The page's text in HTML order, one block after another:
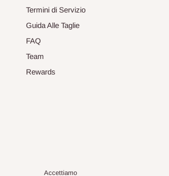
Termini di Servizio
Guida Alle Taglie
FAQ
Team
Rewards
Accettiamo